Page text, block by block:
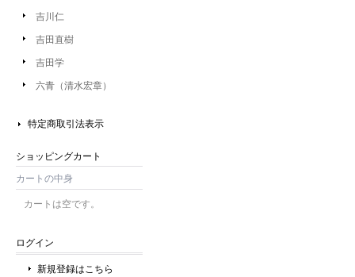
吉川仁
吉田直樹
吉田学
六青（清水宏章）
特定商取引法表示
ショッピングカート
カートの中身
カートは空です。
ログイン
新規登録はこちら